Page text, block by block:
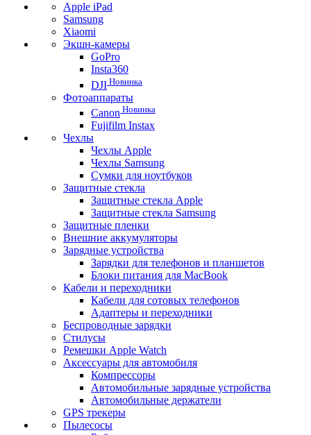
Apple iPad
Samsung
Xiaomi
Экшн-камеры
GoPro
Insta360
DJI Новинка
Фотоаппараты
Canon Новинка
Fujifilm Instax
Чехлы
Чехлы Apple
Чехлы Samsung
Сумки для ноутбуков
Защитные стекла
Защитные стекла Apple
Защитные стекла Samsung
Защитные пленки
Внешние аккумуляторы
Зарядные устройства
Зарядки для телефонов и планшетов
Блоки питания для MacBook
Кабели и переходники
Кабели для сотовых телефонов
Адаптеры и переходники
Беспроводные зарядки
Стилусы
Ремешки Apple Watch
Аксессуары для автомобиля
Компрессоры
Автомобильные зарядные устройства
Автомобильные держатели
GPS трекеры
Пылесосы